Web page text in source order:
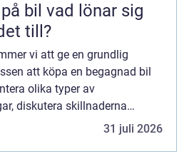
sig
till?
vi att ge en grundlig
att köpa en begagnad bil
olika typer av
diskutera skillnaderna
och ge en historisk31 juli 2026